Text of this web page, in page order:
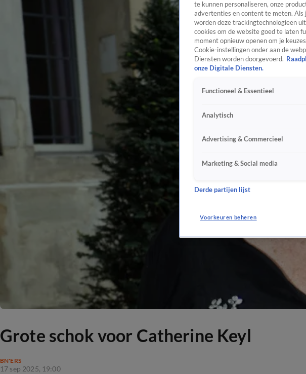
Grote schok voor Catherine Keyl
BN'ERS
17 sep 2025, 19:00
te kunnen personaliseren, onze
advertenties en content te meten. Als
worden deze trackingtechnologieën
cookies om de website goed te laten
moment opnieuw openen om je
Cookie-instellingen onder aan de
Diensten worden doorgevoerd.
onze Digitale Diensten.
Functioneel & Essentieel
Analytisch
Advertising & Commercieel
Marketing & Social media
Derde partijen lijst
Voorkeuren beheren